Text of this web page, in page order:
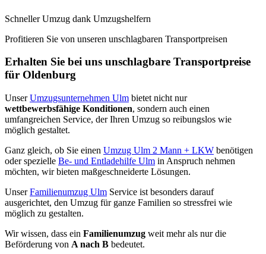
Schneller Umzug dank Umzugshelfern
Profitieren Sie von unseren unschlagbaren Transportpreisen
Erhalten Sie bei uns unschlagbare Transportpreise
für Oldenburg
UnserUmzugsunternehmen Ulm bietet nicht nur
wettbewerbsfähige Konditionen, sondern auch einen
umfangreichen Service, der Ihren Umzug so reibungslos wie
möglich gestaltet.
Ganz gleich, ob Sie einen Umzug Ulm 2 Mann + LKW benötigen
oder spezielle Be- und Entladehilfe Ulm in Anspruch nehmen
möchten, wir bieten maßgeschneiderte Lösungen.
UnserFamilienumzug Ulm Service ist besonders darauf
ausgerichtet, den Umzug für ganze Familien so stressfrei wie
möglich zu gestalten.
Wir wissen, dass ein Familienumzug weit mehr als nur die
Beförderung von A nach B bedeutet.